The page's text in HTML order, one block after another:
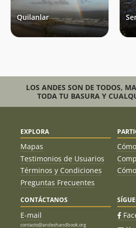
estábamos en el refugio. Sin
lluvias, el barro en algunas zonas
especialmente en los turbales. La
sin mayores detalles del sendero
Quilanlar
LOS ANDES SON DE TODOS,
TODA TU BASURA Y
EXPLORA
Mapas
Testimonios de Usuarios
Términos y Condiciones
Preguntas Frecuentes
CONTÁCTANOS
E-mail
contacto@andeshandbook.org